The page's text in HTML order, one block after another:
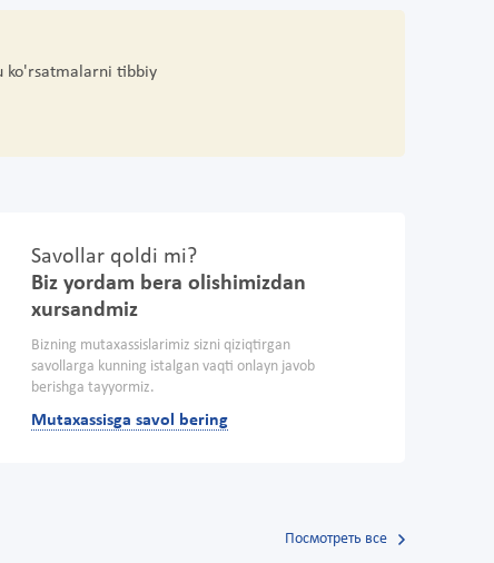
ko'rsatmalarni tibbiy
Savollar qoldi mi?
Biz yordam bera olishimizdan
xursandmiz
Bizning mutaxassislarimiz sizni qiziqtirgan
savollarga kunning istalgan vaqti onlayn javob
berishga tayyormiz.
Mutaxassisga savol bering
Посмотреть все